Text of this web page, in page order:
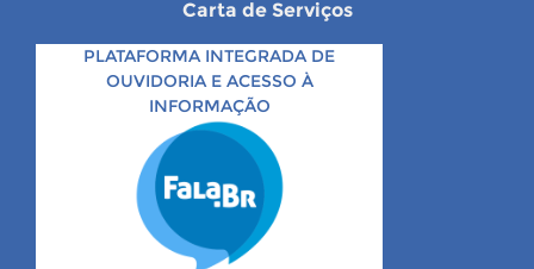
Carta de Serviços
PLATAFORMA INTEGRADA DE
OUVIDORIA E ACESSO À
INFORMAÇÃO